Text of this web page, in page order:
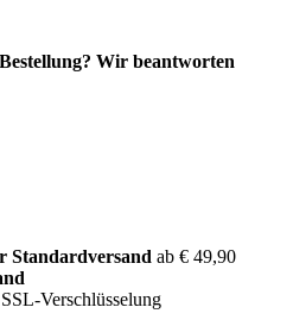
Wir beantworten
Standardversand ab € 49,90
Verschlüsselung